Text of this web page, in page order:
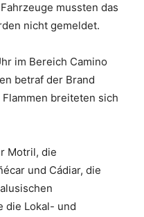
mussten das
nicht gemeldet.
im Bereich Camino
betraf der Brand
breiteten sich
Motril, die
und Cádiar, die
die Lokal- und